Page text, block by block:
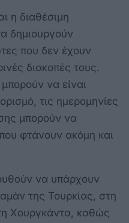
η διαθέσιμη
δημιουργούν
που δεν έχουν
διακοπές τους.
να είναι
τις ημερομηνίες
μπορούν να
φτάνουν ακόμη και
να υπάρχουν
της Τουρκίας, στη
Χουργκάντα, καθώς